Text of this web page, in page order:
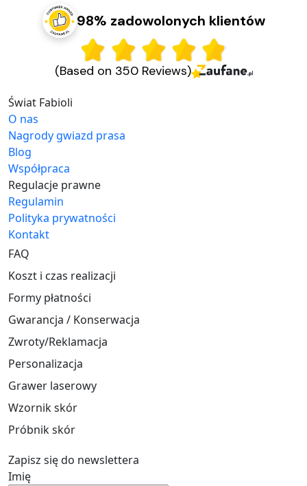
98% zadowolonych klientów
(Based on 350 Reviews)
Świat Fabioli
O nas
Nagrody gwiazd prasa
Blog
Współpraca
Regulacje prawne
Regulamin
Polityka prywatności
Kontakt
FAQ
Koszt i czas realizacji
Formy płatności
Gwarancja / Konserwacja
Zwroty/Reklamacja
Personalizacja
Grawer laserowy
Wzornik skór
Próbnik skór
Zapisz się do newslettera
Imię